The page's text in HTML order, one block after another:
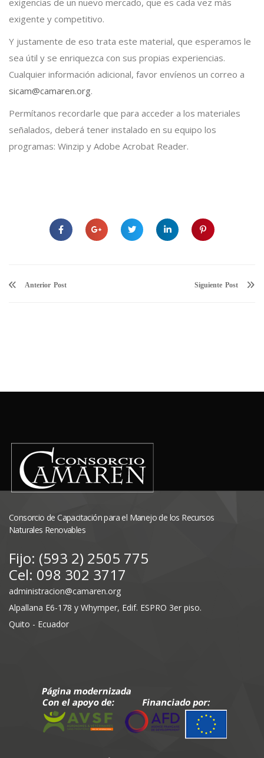
exigente y competitivo.
Y justamente de eso trata este material, que esperamos le
sea útil y se enriquezca con sus propias experiencias.
Cualquier información adicional, favor envíenos un correo a
sicam@camaren.org.
Permítanos recordarle que para acceder a los materiales
señalados, deberá tener instalado en su equipo los
programas: Winzip y Adobe Acrobat Reader.
Anterior Siguiente
Consorcio de Capacitación para el Manejo de los Recursos
Naturales Renovables
Fijo: (593 2) 2505 775
Cel: 098 302 3717
administracion@camaren.org
Alpallana E6-178 y Whymper, Edif. ESPRO 3er piso.
Quito - Ecuador